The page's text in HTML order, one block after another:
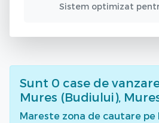
Sistem optimizat
Sunt 0 case de
Mures (Budiului),
Mareste zona de cautare